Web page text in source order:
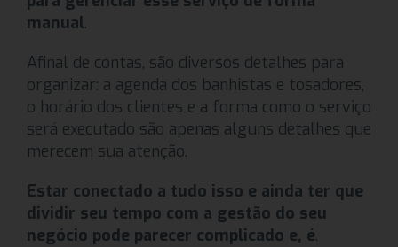
manual.
Afinal de contas, são diversos detalhes para
organizar: a agenda dos banhistas e tosadores,
o horário dos clientes e a forma como o serviço
será executado são apenas alguns detalhes que
merecem sua atenção.
Estar conectado a tudo isso e ainda ter que
dividir seu tempo com a gestão do seu
negócio pode parecer complicado e, é.